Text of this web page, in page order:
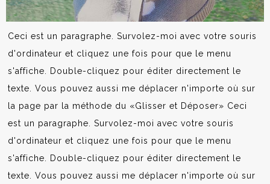
Ceci est un paragraphe. Survolez-moi avec votre souris
d'ordinateur et cliquez une fois pour que le menu
s'affiche. Double-cliquez pour éditer directement le
texte. Vous pouvez aussi me déplacer n'importe où sur
la page par la méthode du «Glisser et Déposer» Ceci
est un paragraphe. Survolez-moi avec votre souris
d'ordinateur et cliquez une fois pour que le menu
s'affiche. Double-cliquez pour éditer directement le
texte. Vous pouvez aussi me déplacer n'importe où sur